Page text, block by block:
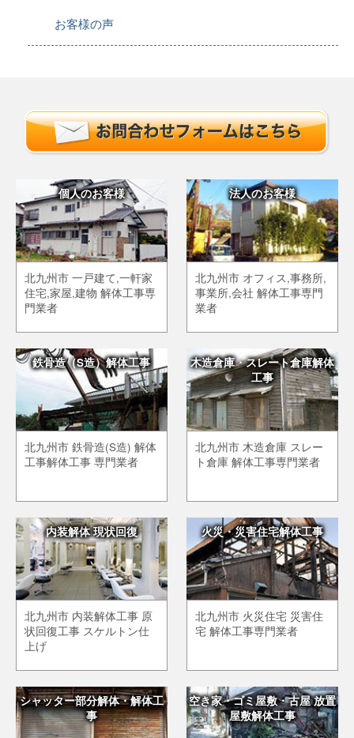
お客様の声
個人のお客様
北九州市 一戸建て,一軒家
住宅,家屋,建物 解体工事専
門業者
法人のお客様
北九州市 オフィス,事務所,
事業所,会社 解体工事専門
業者
鉄骨造（S造）解体工事
北九州市 鉄骨造(S造) 解体
工事解体工事 専門業者
木造倉庫・スレート倉庫解体
工事
北九州市 木造倉庫 スレー
ト倉庫 解体工事専門業者
内装解体 現状回復
北九州市 内装解体工事 原
状回復工事 スケルトン仕
上げ
火災・災害住宅解体工事
北九州市 火災住宅 災害住
宅 解体工事専門業者
シャッター部分解体・解体工
事
空き家・ゴミ屋敷・古屋 放置
屋敷解体工事